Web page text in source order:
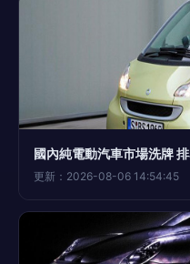
國內純電動汽車市場洗牌
更新：2026-08-06 14:54:45